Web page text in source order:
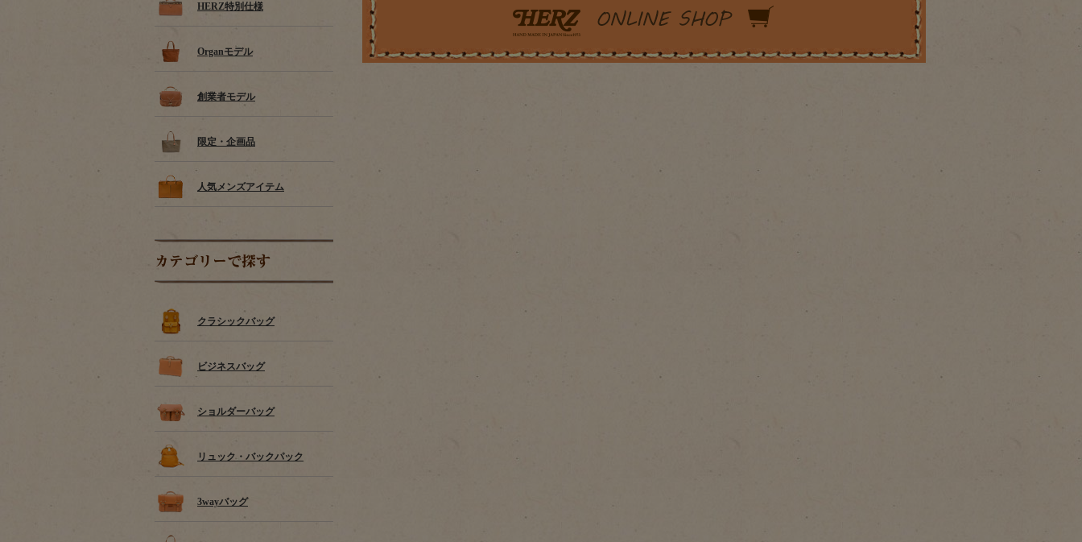
HERZ特別仕様
Organモデル
創業者モデル
限定・企画品
人気メンズアイテム
カテゴリーで探す
クラシックバッグ
ビジネスバッグ
ショルダーバッグ
リュック・バックパック
3wayバッグ